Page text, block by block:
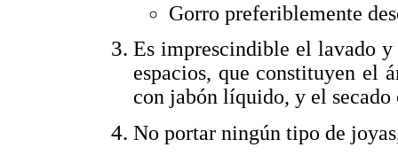
Gorro preferiblemente
Es imprescindible el lavado y
espacios, que constituyen el
con jabón líquido, y el secado
No portar ningún tipo de